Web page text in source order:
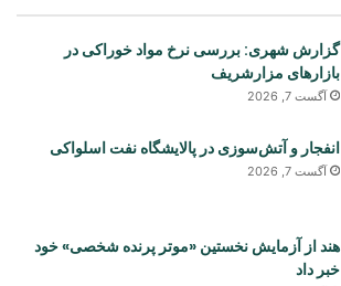
گزارش شهری: بررسی نرخ مواد خوراکی در
بازارهای مزارشریف
آگست 7, 2026
انفجار و آتش‌سوزی در پالایشگاه نفت اسلواکی
آگست 7, 2026
هند از آزمایش نخستین «موتر پرنده شخصی» خود
خبر داد